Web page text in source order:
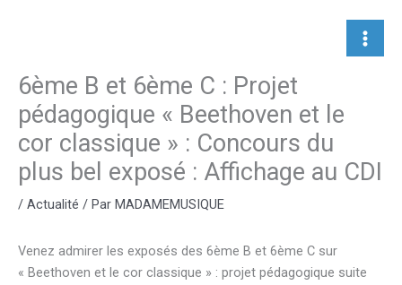
6ème B et 6ème C : Projet
pédagogique « Beethoven et le
cor classique » : Concours du
plus bel exposé : Affichage au CDI
/ Actualité / Par MADAMEMUSIQUE
Venez admirer les exposés des 6ème B et 6ème C sur
« Beethoven et le cor classique » : projet pédagogique suite